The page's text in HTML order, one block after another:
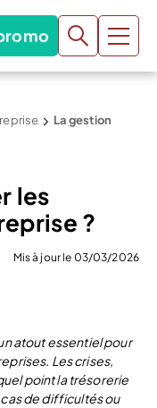
La gestion
les
?
Mis à jour le 03/03/2026
atout essentiel pour
Les crises,
point la trésorerie
de difficultés ou